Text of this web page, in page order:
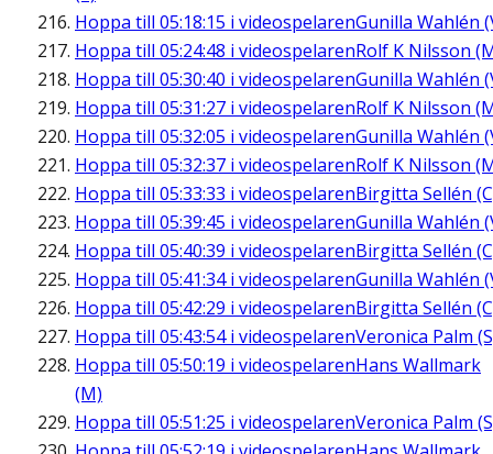
Hoppa till 05:18:15 i videospelarenGunilla Wahlén
Hoppa till 05:24:48 i videospelarenRolf K Nilsson
Hoppa till 05:30:40 i videospelarenGunilla Wahlén
Hoppa till 05:31:27 i videospelarenRolf K Nilsson
Hoppa till 05:32:05 i videospelarenGunilla Wahlén
Hoppa till 05:32:37 i videospelarenRolf K Nilsson
Hoppa till 05:33:33 i videospelarenBirgitta Sellén
Hoppa till 05:39:45 i videospelarenGunilla Wahlén
Hoppa till 05:40:39 i videospelarenBirgitta Sellén
Hoppa till 05:41:34i videospelarenGunilla Wahlén
Hoppa till 05:42:29 i videospelarenBirgitta Sellén
Hoppa till 05:43:54i videospelarenVeronica Palm
Hoppa till 05:50:19 i videospelarenHans Wallmark
(M)
Hoppa till 05:51:25 i videospelarenVeronica Palm